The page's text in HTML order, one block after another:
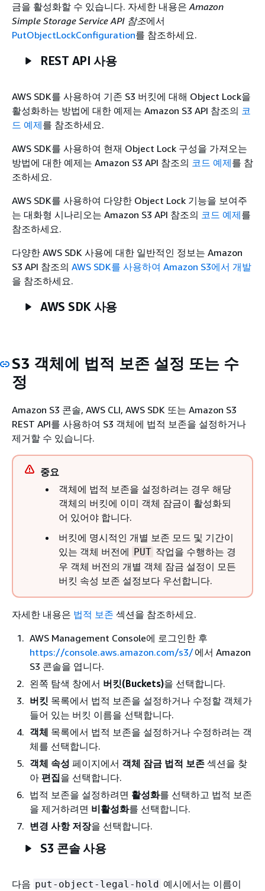
금을 활성화할 수 있습니다. 자세한 내용은Amazon
Simple Storage Service API 참조에서
PutObjectLockConfiguration를 참조하세요.
REST API 사용
AWS SDK를 사용하여 기존 S3 버킷에 대해 Object Lock을
활성화하는 방법에 대한 예제는 Amazon S3 API 참조의 코
드 예제를 참조하세요.
AWS SDK를 사용하여 현재 Object Lock 구성을 가져오는
방법에 대한 예제는 Amazon S3 API 참조의 코드 예제를 참
조하세요.
AWS SDK를 사용하여 다양한 Object Lock 기능을 보여주
는 대화형 시나리오는 Amazon S3 API 참조의 코드 예제를
참조하세요.
다양한 AWS SDK 사용에 대한 일반적인 정보는 Amazon
S3 API 참조의 AWS SDK를 사용하여 Amazon S3에서 개발
을 참조하세요.
AWS SDK 사용
S3 객체에 법적 보존 설정 또는 수
정
Amazon S3 콘솔, AWS CLI, AWS SDK 또는 Amazon S3
REST API를 사용하여 S3 객체에 법적 보존을 설정하거나
제거할 수 있습니다.
중요
객체에 법적 보존을 설정하려는 경우 해당
객체의 버킷에 이미 객체 잠금이 활성화되
어 있어야 합니다.
버킷에 명시적인 개별 보존 모드 및 기간이
있는 객체 버전에 PUT 작업을 수행하는 경
우 객체 버전의 개별 객체 잠금 설정이 모든
버킷 속성 보존 설정보다 우선합니다.
자세한 내용은 법적 보존 섹션을 참조하세요.
AWS Management Console에 로그인한 후
https://console.aws.amazon.com/s3/에서 Amazon
S3 콘솔을 엽니다.
왼쪽 탐색 창에서 버킷(Buckets)을 선택합니다.
버킷 목록에서 법적 보존을 설정하거나 수정할 객체가
들어 있는 버킷 이름을 선택합니다.
객체 목록에서 법적 보존을 설정하거나 수정하려는 객
체를 선택합니다.
객체 속성 페이지에서 객체 잠금 법적 보존 섹션을 찾
아 편집을 선택합니다.
법적 보존을 설정하려면 활성화를 선택하고 법적 보존
을 제거하려면 비활성화를 선택합니다.
변경 사항 저장을 선택합니다.
S3 콘솔 사용
다음 put-object-legal-hold 예시에서는 이름이